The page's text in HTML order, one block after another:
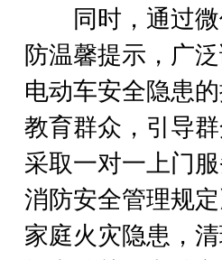
同时，通过微
防温馨提示，广
电动车安全隐患
教育群众，引导
采取一对一上门
消防安全管理规
家庭火灾隐患，